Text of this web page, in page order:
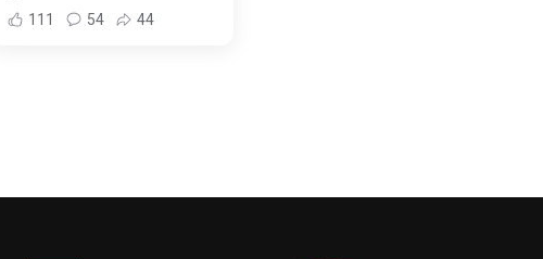
111 54 44